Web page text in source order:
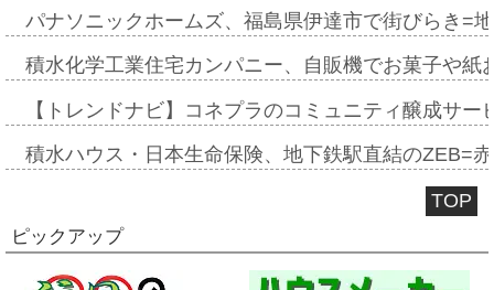
パナソニックホームズ、福島県伊達市で街びらき=
積水化学工業住宅カンパニー、自販機でお菓子や
【トレンドナビ】コネプラのコミュニティ醸成サ
積水ハウス・日本生命保険、地下鉄駅直結のZEB=
TOP
ピックアップ